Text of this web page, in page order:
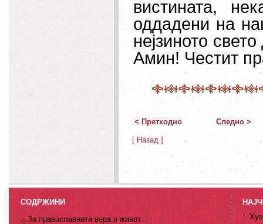
вистината,
оддадени на
нејзиното
Амин! Честит
< Претходно Следно >
[ Назад ]
СОДРЖИНИ
За православната вера и живот...